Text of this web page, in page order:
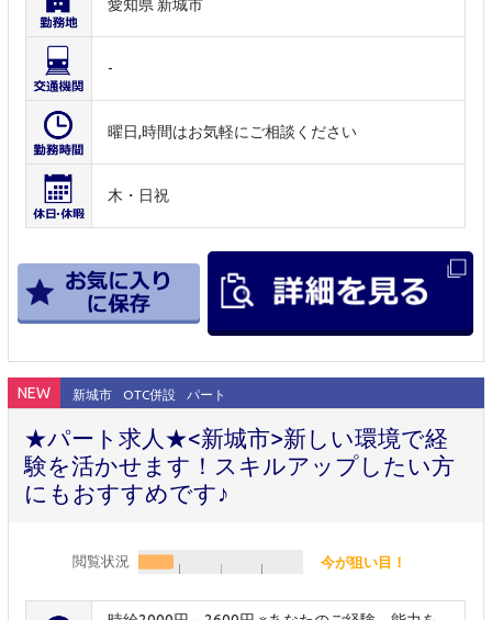
愛知県 新城市
-
曜日,時間はお気軽にご相談ください
木・日祝
NEW 新城市 OTC併設 パート
★パート求人★<新城市>新しい環境で経
験を活かせます！スキルアップしたい方
にもおすすめです♪
閲覧状況 今が狙い目！